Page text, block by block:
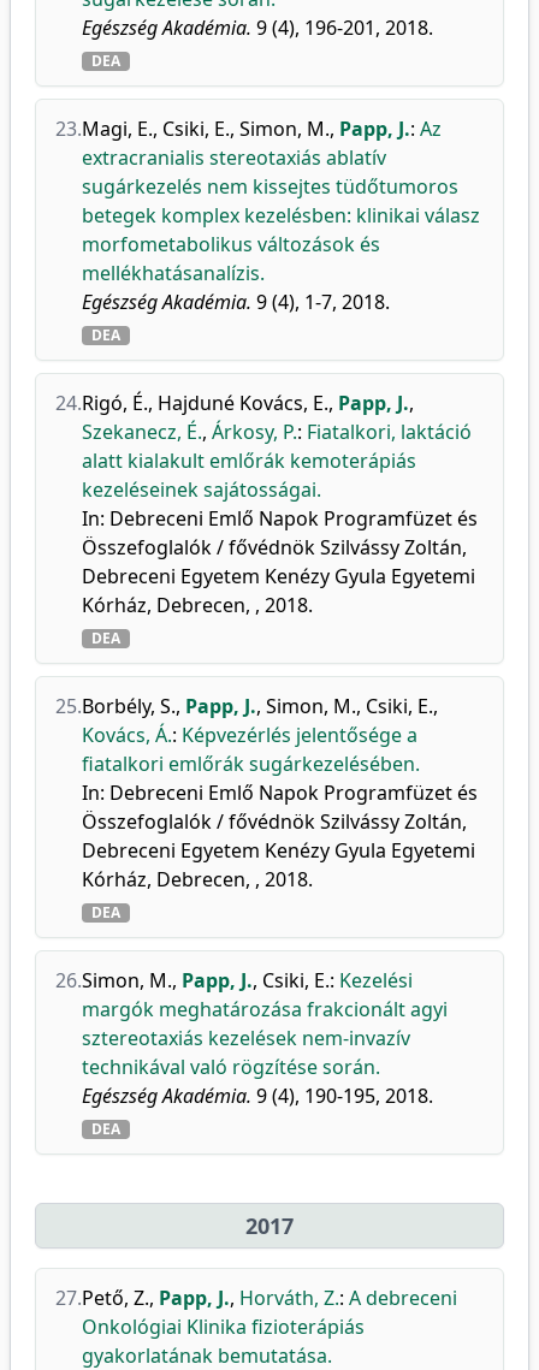
Egészség Akadémia. 9 (4), 196-201, 2018.
DEA
23.Magi, E., Csiki, E., Simon, M., Papp, J.: Az
extracranialis stereotaxiás ablatív
sugárkezelés nem kissejtes tüdőtumoros
betegek komplex kezelésben: klinikai válasz
morfometabolikus változások és
mellékhatásanalízis.
Egészség Akadémia. 9 (4), 1-7, 2018.
DEA
24.Rigó, É., Hajduné Kovács, E., Papp, J.,
Szekanecz, É., Árkosy, P.: Fiatalkori, laktáció
alatt kialakult emlőrák kemoterápiás
kezeléseinek sajátosságai.
In: Debreceni Emlő Napok Programfüzet és
Összefoglalók / fővédnök Szilvássy Zoltán,
Debreceni Egyetem Kenézy Gyula Egyetemi
Kórház, Debrecen, , 2018.
DEA
25.Borbély, S., Papp, J., Simon, M., Csiki, E.,
Kovács, Á.: Képvezérlés jelentősége a
fiatalkori emlőrák sugárkezelésében.
In: Debreceni Emlő Napok Programfüzet és
Összefoglalók / fővédnök Szilvássy Zoltán,
Debreceni Egyetem Kenézy Gyula Egyetemi
Kórház, Debrecen, , 2018.
DEA
26.Simon, M., Papp, J., Csiki, E.: Kezelési
margók meghatározása frakcionált agyi
sztereotaxiás kezelések nem-invazív
technikával való rögzítése során.
Egészség Akadémia. 9 (4), 190-195, 2018.
DEA
2017
27.Pető, Z., Papp, J., Horváth, Z.: A debreceni
Onkológiai Klinika fizioterápiás
gyakorlatának bemutatása.